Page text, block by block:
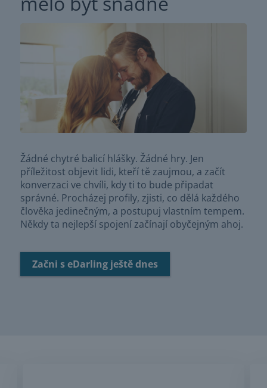
Žádné chytré balicí hlášky. Žádné hry. Jen
příležitost objevit lidi, kteří tě zaujmou, a začít
konverzaci ve chvíli, kdy ti to bude připadat
správné. Procházej profily, zjisti, co dělá každého
člověka jedinečným, a postupuj vlastním tempem.
Někdy ta nejlepší spojení začínají obyčejným ahoj.
Začni s eDarling ještě dnes